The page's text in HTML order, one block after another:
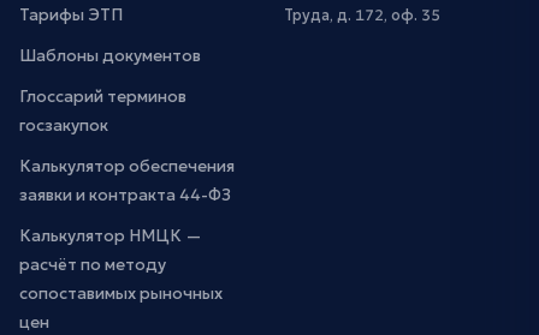
Тарифы ЭТП
Шаблоны документов
Глоссарий терминов
госзакупок
Калькулятор обеспечения
заявки и контракта 44-ФЗ
Калькулятор НМЦК —
расчёт по методу
сопоставимых рыночных
цен
Труда, д. 172, оф. 35